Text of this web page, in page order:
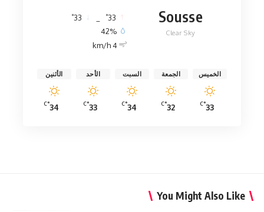
Sousse
Clear Sky
33
°
33
°
42%
4 km/h
الخميس
33
°C
الجمعة
32
°C
السبت
34
°C
الأحد
33
°C
الأثنين
34
°C
You Might Also Like